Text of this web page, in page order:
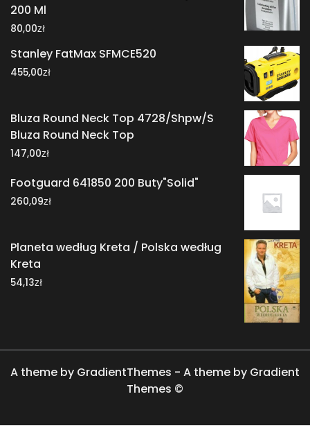
200 Ml
80,00zł
Stanley FatMax SFMCE520
455,00zł
Bluza Round Neck Top 4728/Shpw/S
Bluza Round Neck Top
147,00zł
Footguard 641850 200 Buty"Solid"
260,09zł
Planeta według Kreta / Polska według
Kreta
54,13zł
A theme by GradientThemes - A theme by Gradient
Themes ©